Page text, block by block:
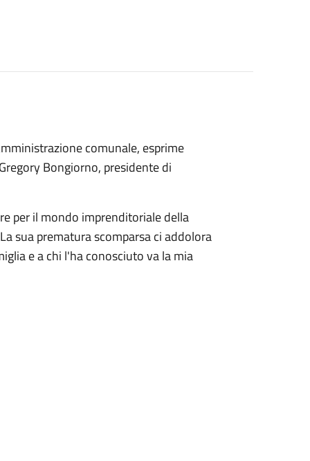
comunale, esprime
Bongiorno, presidente di
per il mondo imprenditoriale della
sua prematura scomparsa ci addolora
e a chi l'ha conosciuto va la mia